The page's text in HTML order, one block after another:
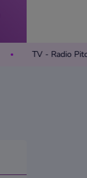
TV - Radio